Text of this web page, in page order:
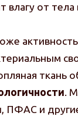
влагу от
ткань
.
ПФАС и